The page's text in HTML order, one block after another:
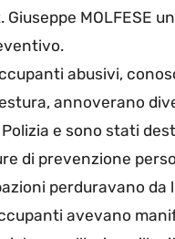
MOLFESE
abusivi,
annoverano
e sono stati
di prevenzione
perduravano da
avevano